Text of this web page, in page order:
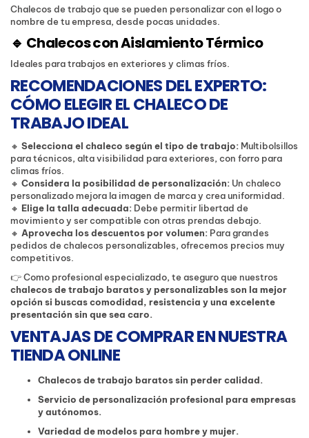
Chalecos de trabajo que se pueden personalizar con el logo o
nombre de tu empresa, desde pocas unidades.
🔹 Chalecos con Aislamiento Térmico
Ideales para trabajos en exteriores y climas fríos.
RECOMENDACIONES DEL EXPERTO:
CÓMO ELEGIR EL CHALECO DE
TRABAJO IDEAL
🔸 Selecciona el chaleco según el tipo de trabajo: Multibolsillos
para técnicos, alta visibilidad para exteriores, con forro para
climas fríos.
🔸 Considera la posibilidad de personalización: Un chaleco
personalizado mejora la imagen de marca y crea uniformidad.
🔸 Elige la talla adecuada: Debe permitir libertad de
movimiento y ser compatible con otras prendas debajo.
🔸 Aprovecha los descuentos por volumen: Para grandes
pedidos de chalecos personalizables, ofrecemos precios muy
competitivos.
👉 Como profesional especializado, te aseguro que nuestros
chalecos de trabajo baratos y personalizables son la mejor
opción si buscas comodidad, resistencia y una excelente
presentación sin que sea caro.
VENTAJAS DE COMPRAR EN NUESTRA
TIENDA ONLINE
Chalecos de trabajo baratos sin perder calidad.
Servicio de personalización profesional para empresas
y autónomos.
Variedad de modelos para hombre y mujer.